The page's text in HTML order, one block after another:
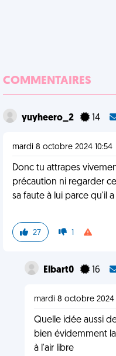
COMMENTAIRES
yuyheero_2 14
mardi 8 octobre 2024 10:54
Donc tu attrapes
précaution ni regarder
sa faute à lui parce qu'il
27 1
Elbart0 16
mardi 8 octobre 2024
Quelle idée aussi
bien évidemment
à l'air libre